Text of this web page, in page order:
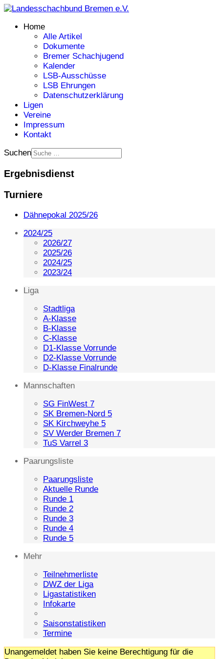
Home
Alle Artikel
Dokumente
Bremer Schachjugend
Kalender
LSB-Ausschüsse
LSB Ehrungen
Datenschutzerklärung
Ligen
Vereine
Impressum
Kontakt
Suchen
Ergebnisdienst
Turniere
Dähnepokal 2025/26
2024/25
2026/27
2025/26
2024/25
2023/24
Liga
Stadtliga
A-Klasse
B-Klasse
C-Klasse
D1-Klasse Vorrunde
D2-Klasse Vorrunde
D-Klasse Finalrunde
Mannschaften
SG FinWest 7
SK Bremen-Nord 5
SK Kirchweyhe 5
SV Werder Bremen 7
TuS Varrel 3
Paarungsliste
Paarungsliste
Aktuelle Runde
Runde 1
Runde 2
Runde 3
Runde 4
Runde 5
Mehr
Teilnehmerliste
DWZ der Liga
Ligastatistiken
Infokarte
Saisonstatistiken
Termine
Unangemeldet haben Sie keine Berechtigung für die